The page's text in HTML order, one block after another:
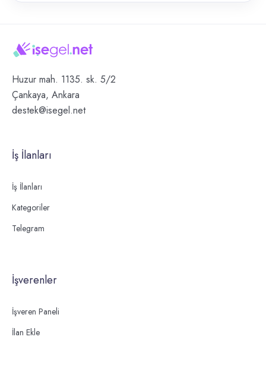
Huzur mah. 1135. sk. 5/2
Çankaya, Ankara
destek@isegel.net
İş İlanları
İş İlanları
Kategoriler
Telegram
İşverenler
İşveren Paneli
İlan Ekle